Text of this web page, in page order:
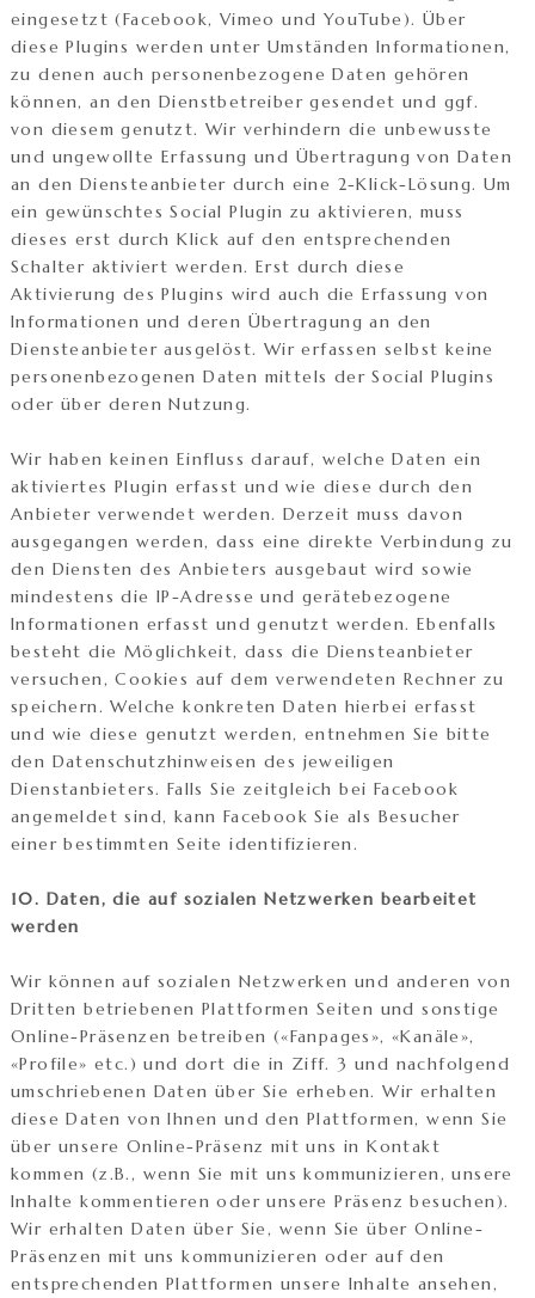
eingesetzt (Facebook, Vimeo und YouTube). Über
diese Plugins werden unter Umständen Informationen,
zu denen auch personenbezogene Daten gehören
können, an den Dienstbetreiber gesendet und ggf.
von diesem genutzt. Wir verhindern die unbewusste
und ungewollte Erfassung und Übertragung von Daten
an den Diensteanbieter durch eine 2-Klick-Lösung. Um
ein gewünschtes Social Plugin zu aktivieren, muss
dieses erst durch Klick auf den entsprechenden
Schalter aktiviert werden. Erst durch diese
Aktivierung des Plugins wird auch die Erfassung von
Informationen und deren Übertragung an den
Diensteanbieter ausgelöst. Wir erfassen selbst keine
personenbezogenen Daten mittels der Social Plugins
oder über deren Nutzung.
Wir haben keinen Einfluss darauf, welche Daten ein
aktiviertes Plugin erfasst und wie diese durch den
Anbieter verwendet werden. Derzeit muss davon
ausgegangen werden, dass eine direkte Verbindung zu
den Diensten des Anbieters ausgebaut wird sowie
mindestens die IP-Adresse und gerätebezogene
Informationen erfasst und genutzt werden. Ebenfalls
besteht die Möglichkeit, dass die Diensteanbieter
versuchen, Cookies auf dem verwendeten Rechner zu
speichern. Welche konkreten Daten hierbei erfasst
und wie diese genutzt werden, entnehmen Sie bitte
den Datenschutzhinweisen des jeweiligen
Dienstanbieters. Falls Sie zeitgleich bei Facebook
angemeldet sind, kann Facebook Sie als Besucher
einer bestimmten Seite identifizieren.
10. Daten, die auf sozialen Netzwerken bearbeitet
werden
Wir können auf sozialen Netzwerken und anderen von
Dritten betriebenen Plattformen Seiten und sonstige
Online-Präsenzen betreiben («Fanpages», «Kanäle»,
«Profile» etc.) und dort die in Ziff. 3 und nachfolgend
umschriebenen Daten über Sie erheben. Wir erhalten
diese Daten von Ihnen und den Plattformen, wenn Sie
über unsere Online-Präsenz mit uns in Kontakt
kommen (z.B., wenn Sie mit uns kommunizieren, unsere
Inhalte kommentieren oder unsere Präsenz besuchen).
Wir erhalten Daten über Sie, wenn Sie über Online-
Präsenzen mit uns kommunizieren oder auf den
entsprechenden Plattformen unsere Inhalte ansehen,